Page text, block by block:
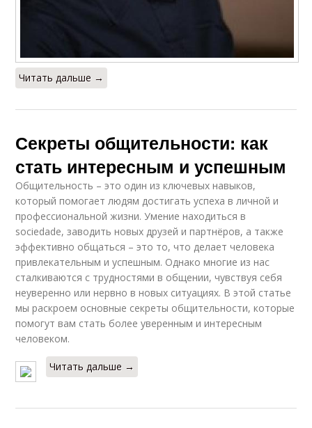
Читать дальше →
Секреты общительности: как
стать интересным и успешным
Общительность – это один из ключевых навыков,
который помогает людям достигать успеха в личной и
профессиональной жизни. Умение находиться в
sociedadе, заводить новых друзей и партнёров, а также
эффективно общаться – это то, что делает человека
привлекательным и успешным. Однако многие из нас
сталкиваются с трудностями в общении, чувствуя себя
неуверенно или нервно в новых ситуациях. В этой статье
мы раскроем основные секреты общительности, которые
помогут вам стать более уверенным и интересным
человеком.
Читать дальше →